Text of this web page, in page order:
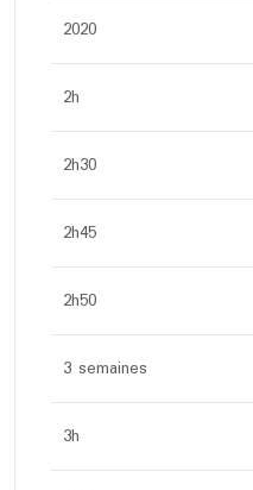
2020
2h
2h30
2h45
2h50
3 semaines
3h